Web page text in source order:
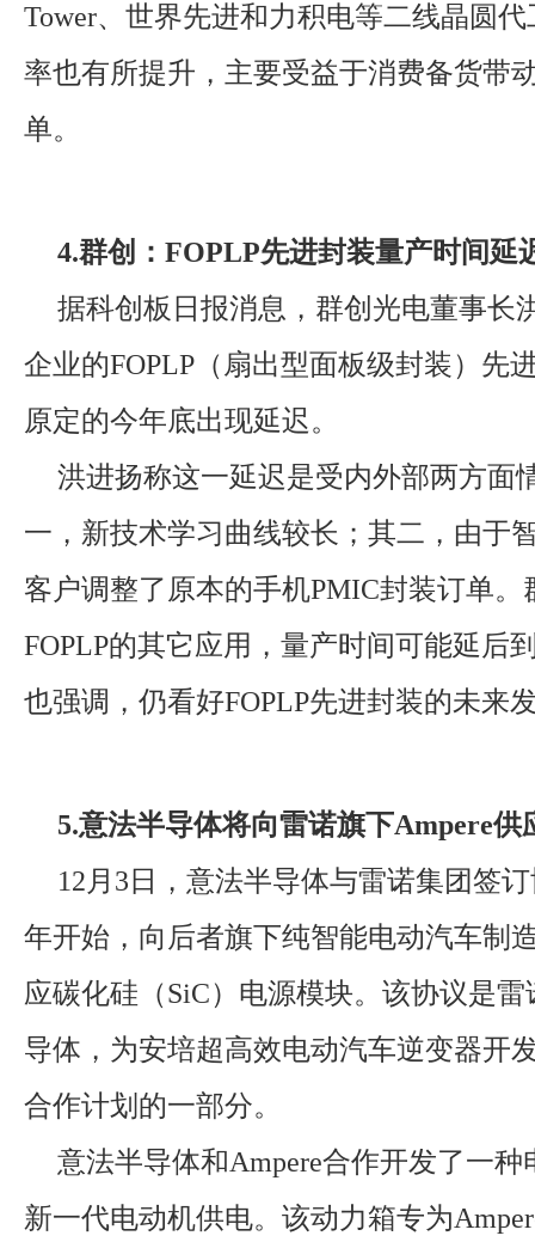
Tower、世界先进和力积电等二线晶圆
率也有所提升，主要受益于消费备货带
单。
4.群创：FOPLP先进封装量产时间延
据科创板日报消息，群创光电董事长
企业的FOPLP（扇出型面板级封装）先
原定的今年底出现延迟。
洪进扬称这一延迟是受内外部两方面
一，新技术学习曲线较长；其二，由于
客户调整了原本的手机PMIC封装订单。
FOPLP的其它应用，量产时间可能延后
也强调，仍看好FOPLP先进封装的未来
5.意法半导体将向雷诺旗下Ampere供
12月3日，意法半导体与雷诺集团签
年开始，向后者旗下纯智能电动汽车制
应碳化硅（SiC）电源模块。该协议是
导体，为安培超高效电动汽车逆变器开
合作计划的一部分。
意法半导体和Ampere合作开发了一
新一代电动机供电。该动力箱专为